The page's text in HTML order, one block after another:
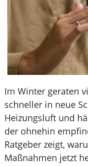
sind
Im Winter
schneller in neue
Heizungsluft und
der ohnehin
Ratgeber zeigt,
Maßnahmen jetzt